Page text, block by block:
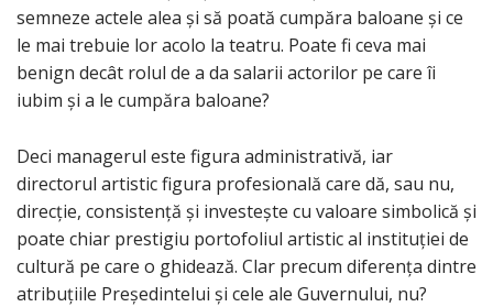
semneze actele alea și să poată cumpăra baloane și ce
le mai trebuie lor acolo la teatru. Poate fi ceva mai
benign decât rolul de a da salarii actorilor pe care îi
iubim și a le cumpăra baloane?
Deci managerul este figura administrativă, iar
directorul artistic figura profesională care dă, sau nu,
direcție, consistență și investește cu valoare simbolică și
poate chiar prestigiu portofoliul artistic al instituției de
cultură pe care o ghidează. Clar precum diferența dintre
atribuțiile Președintelui și cele ale Guvernului, nu?